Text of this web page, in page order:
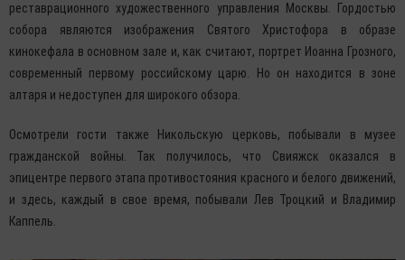
реставрационного художественного управления Москвы. Гордостью
собора являются изображения Святого Христофора в образе
кинокефала в основном зале и, как считают, портрет Иоанна Грозного,
современный первому российскому царю. Но он находится в зоне
алтаря и недоступен для широкого обзора.
Осмотрели гости также Никольскую церковь, побывали в музее
гражданской войны. Так получилось, что Свияжск оказался в
эпицентре первого этапа противостояния красного и белого движений,
и здесь, каждый в свое время, побывали Лев Троцкий и Владимир
Каппель.